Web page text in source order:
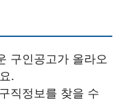
구인공고가 올라오
.
직정보를 찾을 수